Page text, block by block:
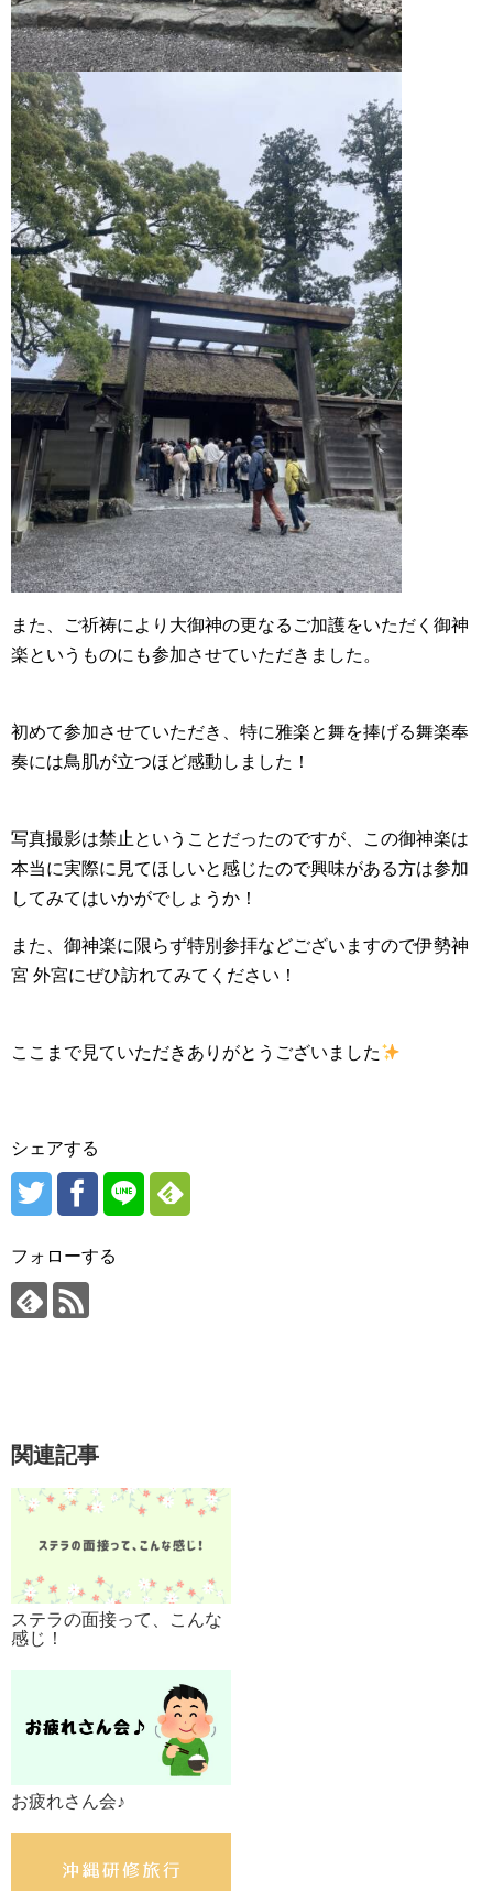
また、ご祈祷により大御神の更なるご加護をいただく御神
楽というものにも参加させていただきました。
初めて参加させていただき、特に雅楽と舞を捧げる舞楽奉
奏には鳥肌が立つほど感動しました！
写真撮影は禁止ということだったのですが、この御神楽は
本当に実際に見てほしいと感じたので興味がある方は参加
してみてはいかがでしょうか！
また、御神楽に限らず特別参拝などございますので伊勢神
宮 外宮にぜひ訪れてみてください！
ここまで見ていただきありがとうございました
シェアする
フォローする
関連記事
ステラの面接って、こんな
感じ！
お疲れさん会♪